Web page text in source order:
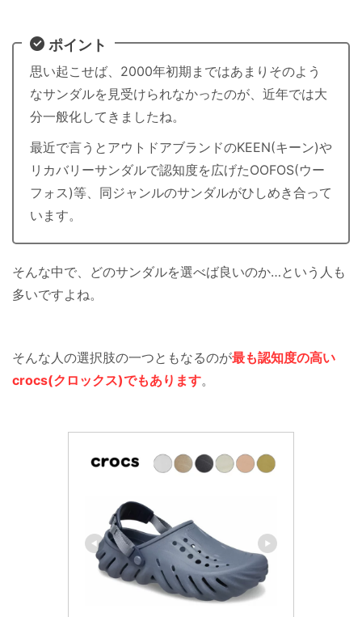
ポイント
思い起こせば、2000年初期まではあまりそのよう
なサンダルを見受けられなかったのが、近年では大
分一般化してきましたね。
最近で言うとアウトドアブランドのKEEN(キーン)や
リカバリーサンダルで認知度を広げたOOFOS(ウー
フォス)等、同ジャンルのサンダルがひしめき合って
います。
そんな中で、どのサンダルを選べば良いのか…という人も
多いですよね。
そんな人の選択肢の一つともなるのが最も認知度の高い
crocs(クロックス)でもあります。